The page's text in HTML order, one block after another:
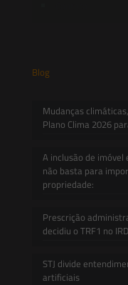
Blog
Mudanças
Plano Clima 2026
A inclusão de
não basta para
propriedade:
Prescrição
decidiu o TRF1 no
STJ divide
artificiais